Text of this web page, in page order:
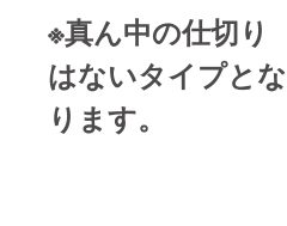
※真ん中の仕切り
はないタイプとな
ります。